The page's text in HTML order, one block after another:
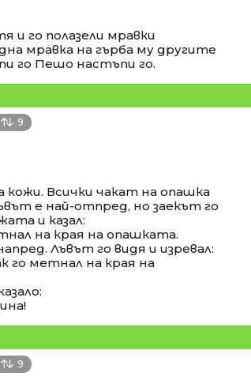
и го полазели мравки
мравка на гърба му другите
го Пешо настъпи го.
9
кожи. Всички чакат на опашка
е най-отпред, но заекът го
и казал:
на края на опашката.
Лъвът го видя и изревал:
го метнал на края на
9